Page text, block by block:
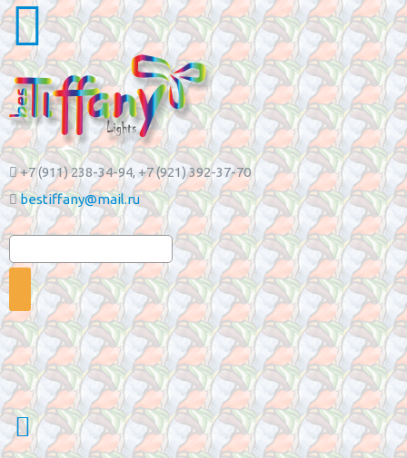
+7 (911) 238-34-94, +7 (921) 392-37-70
bestiffany@mail.ru